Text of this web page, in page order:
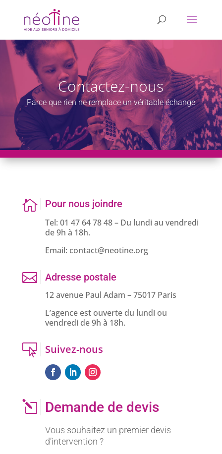
Contactez-nous
Parce que rien ne remplace un véritable échange
 Pour nous joindre
Tel: 01 47 64 78 48 – Du lundi au vendredi
de 9h à 18h.
Email: contact@neotine.org
 Adresse postale
12 avenue Paul Adam – 75017 Paris
L’agence est ouverte du lundi ou
vendredi de 9h à 18h.
 Suivez-nous
l Demande de devis
Vous souhaitez un premier devis
d’intervention ?